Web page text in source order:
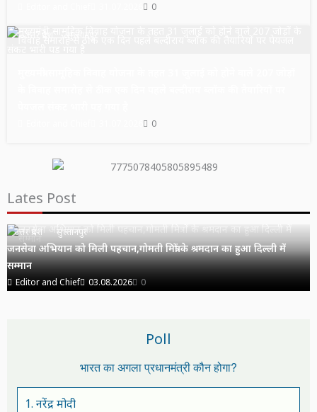
0
0
Lates Post
उत्तर प्रदेश सुल्तानपुर
जनसेवा अभियान को मिली पहचान,गोमती मित्रों के श्रमदान का हुआ दिल्ली में
सम्मान
Editor and Chief 03.08.2026 0
Poll
भारत का अगला प्रधानमंत्री कौन होगा?
1. नरेंद्र मोदी